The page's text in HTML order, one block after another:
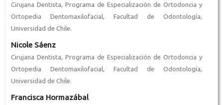
Cirujana Dentista, Programa de Especialización de Ortodoncia y
Ortopedia Dentomaxilofacial, Facultad de Odontología,
Universidad de Chile.
Nicole Sáenz
Cirujana Dentista, Programa de Especialización de Ortodoncia y
Ortopedia Dentomaxilofacial, Facultad de Odontología,
Universidad de Chile.
Francisca Hormazábal